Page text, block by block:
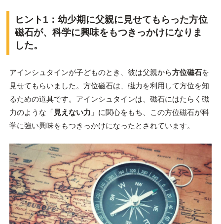
ヒント1：幼少期に父親に見せてもらった方位
磁石が、科学に興味をもつきっかけになりま
した。
アインシュタインが子どものとき、彼は父親から方位磁石を
見せてもらいました。方位磁石は、磁力を利用して方位を知
るための道具です。アインシュタインは、磁石にはたらく磁
力のような「 見えない力 」に関心をもち、この方位磁石が科
学に強い興味をもつきっかけになったとされています。